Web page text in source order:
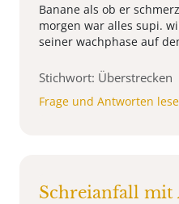
Banane als ob er
morgen war alles supi.
seiner wachphase auf
Stichwort: Überstrecken
Frage und Antworten
Schreianfall mit